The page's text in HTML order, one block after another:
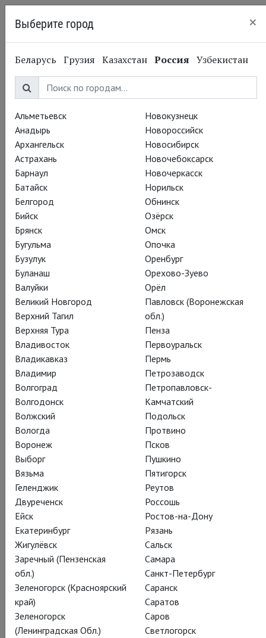
Уильям Шекспир
Глобус: Буря
Globe: The Tempest
Выберите город ×
Беларусь Грузия Казахстан Россия Узбекистан
Альметьевск
Анадырь
Архангельск
Астрахань
Барнаул
Батайск
Белгород
Бийск
Брянск
Бугульма
Бузулук
Буланаш
Валуйки
Великий Новгород
Верхний Тагил
Верхняя Тура
Владивосток
Владикавказ
Владимир
Волгоград
Волгодонск
Волжский
Вологда
Воронеж
Выборг
Вязьма
Геленджик
Двуреченск
Ейск
Екатеринбург
Жигулёвск
Заречный (Пензенская
обл.)
Зеленогорск (Красноярский
край)
Зеленогорск
(Ленинградская Обл.)
Новокузнецк
Новороссийск
Новосибирск
Новочебоксарск
Новочеркасск
Норильск
Обнинск
Озёрск
Омск
Опочка
Оренбург
Орехово-Зуево
Орёл
Павловск (Воронежская
обл.)
Пенза
Первоуральск
Пермь
Петрозаводск
Петропавловск-
Камчатский
Подольск
Протвино
Псков
Пушкино
Пятигорск
Реутов
Россошь
Ростов-на-Дону
Рязань
Сальск
Самара
Санкт-Петербург
Саранск
Саратов
Саров
Светлогорск